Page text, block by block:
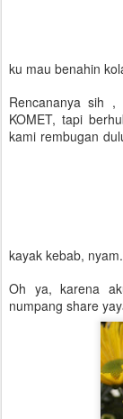
ku mau benahin
Rencananya sih
KOMET, tapi
kami rembugan
kayak kebab,
Oh ya, karena
numpang share